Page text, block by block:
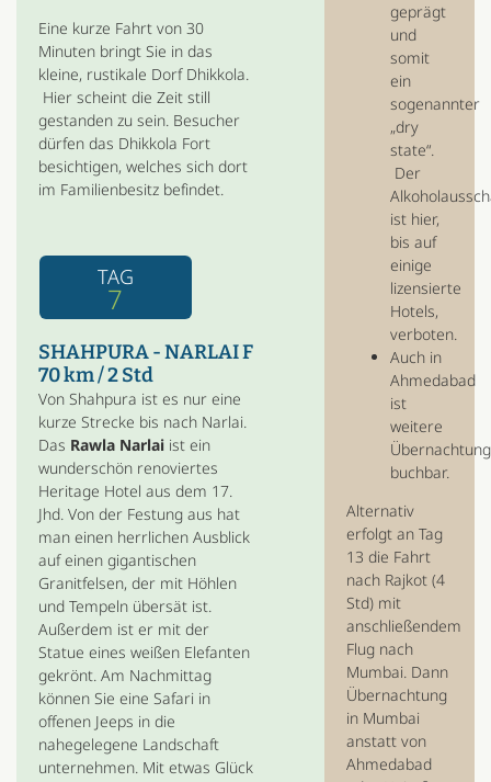
Eine kurze Fahrt von 30
Minuten bringt Sie in das
kleine, rustikale Dorf Dhikkola.
Hier scheint die Zeit still
gestanden zu sein. Besucher
dürfen das Dhikkola Fort
besichtigen, welches sich dort
im Familienbesitz befindet.
TAG
7
SHAHPURA - NARLAI F
70 km / 2 Std
Von Shahpura ist es nur eine
kurze Strecke bis nach Narlai.
Das Rawla Narlaiist ein
wunderschön renoviertes
Heritage Hotel aus dem 17.
Jhd. Von der Festung aus hat
man einen herrlichen Ausblick
auf einen gigantischen
Granitfelsen, der mit Höhlen
und Tempeln übersät ist.
Außerdem ist er mit der
Statue eines weißen Elefanten
gekrönt. Am Nachmittag
können Sie eine Safari in
offenen Jeeps in die
nahegelegene Landschaft
unternehmen. Mit etwas Glück
geprägt
und
somit
ein
sogenannter
„dry
state“.
Der
ist hier,
bis auf
einige
lizensierte
Hotels,
verboten.
Auch in
Ahmedabad
ist
weitere
Übernachtung
buchbar.
Alternativ
erfolgt an Tag
13 die Fahrt
nach Rajkot (4
Std) mit
anschließendem
Flug nach
Mumbai. Dann
Übernachtung
in Mumbai
anstatt von
Ahmedabad